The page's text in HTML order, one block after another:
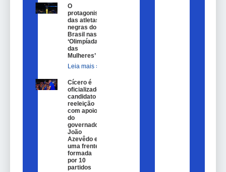
O
protagonismo
das atletas
negras do
Brasil nas
‘Olimpíadas
das
Mulheres’
Leia mais »
Cícero é
oficializado
candidato a
reeleição
com apoio
do
governador
João
Azevêdo e
uma frente
formada
por 10
partidos